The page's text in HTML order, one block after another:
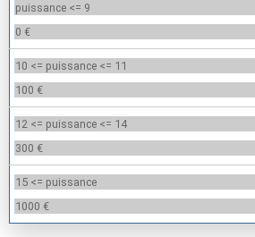
puissance <= 9
0 €
10 <= puissance <= 11
100 €
12 <= puissance <= 14
300 €
15 <= puissance
1000 €